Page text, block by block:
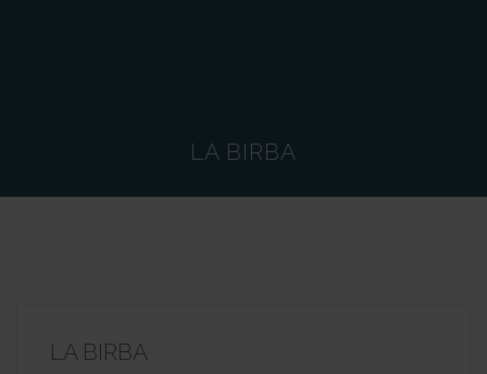
LA BIRBA
LA BIRBA